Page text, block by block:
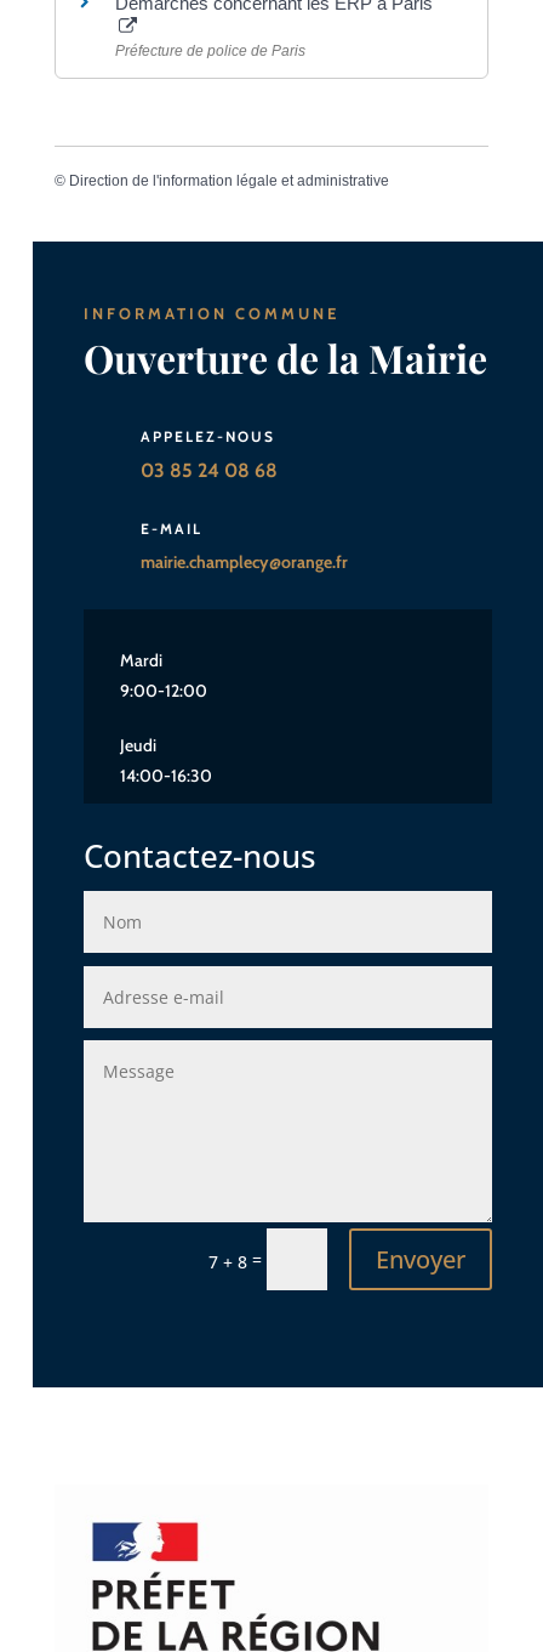
Préfecture de police de Paris
© Direction de l'information légale et administrative
INFORMATION COMMUNE
Ouverture de la Mairie
APPELEZ-NOUS
03 85 24 08 68
E-MAIL
mairie.champlecy@orange.fr
Mardi
9:00-12:00
Jeudi
14:00-16:30
Contactez-nous
7 + 8= Envoyer